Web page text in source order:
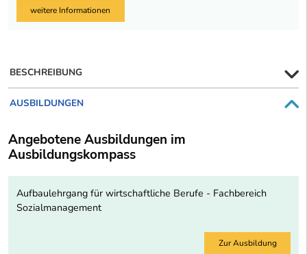
weitere Informationen
BESCHREIBUNG
AUSBILDUNGEN
Angebotene Ausbildungen im
Ausbildungskompass
Aufbaulehrgang für wirtschaftliche Berufe - Fachbereich
Sozialmanagement
Zur Ausbildung